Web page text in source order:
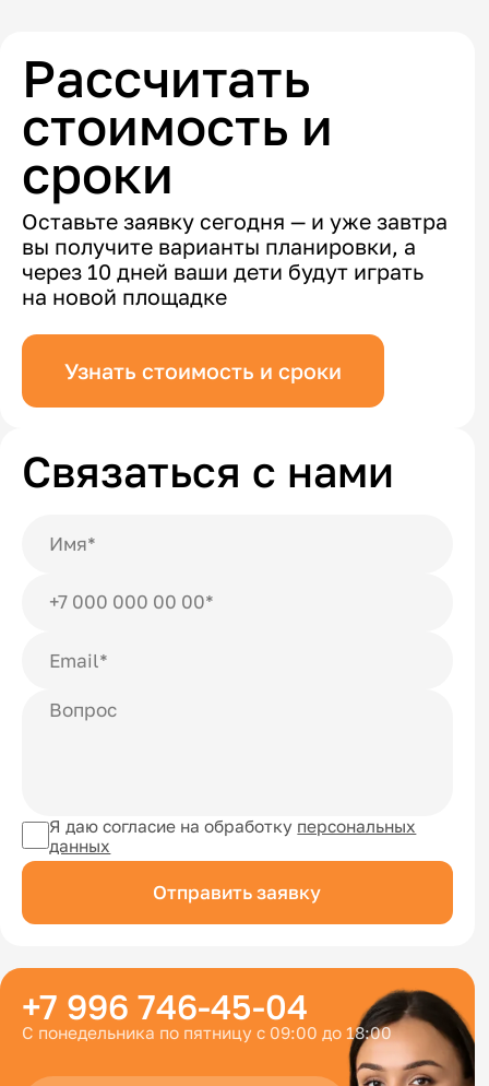
Рассчитать
стоимость и
сроки
Оставьте заявку сегодня — и уже завтра
вы получите варианты планировки, а
через 10 дней ваши дети будут играть
на новой площадке
Узнать стоимость и сроки
Связаться с нами
Я даю согласие на обработку персональных
данных
Отправить заявку
+7 996 746-45-04
С понедельника по пятницу с 09:00 до 18:00